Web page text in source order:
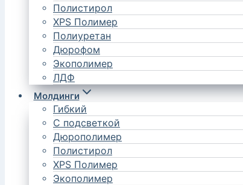
Полистирол
XPS Полимер
Полиуретан
Дюрофом
Экополимер
ЛДФ
Молдинги
Гибкий
С подсветкой
Дюрополимер
Полистирол
XPS Полимер
Экополимер